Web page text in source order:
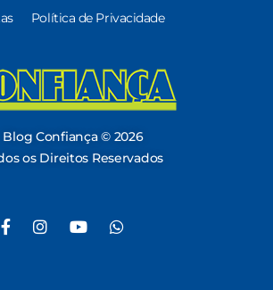
Política de Privacidade
Blog Confiança © 2026
os Direitos Reservados